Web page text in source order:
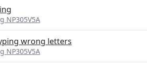
NP305V5A
wrong letters
NP305V5A